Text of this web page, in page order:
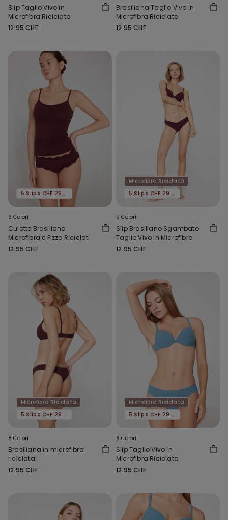
Slip Taglio Vivo in
Microfibra Riciclata
12.95 CHF
Brasiliana Taglio Vivo in
Microfibra Riciclata
12.95 CHF
5 Slip x CHF 29.90
6 Colori
Culotte Brasiliana
Microfibra e Pizzo Riciclati
12.95 CHF
Microfibra Riciclata
5 Slip x CHF 29.90
9 Colori
Slip Brasiliano Sgambato
Taglio Vivo in Microfibra
12.95 CHF
Microfibra Riciclata
5 Slip x CHF 29.90
8 Colori
Brasiliana in microfibra
riciclata
12.95 CHF
Microfibra Riciclata
5 Slip x CHF 29.90
8 Colori
Slip Taglio Vivo in
Microfibra Riciclata
12.95 CHF